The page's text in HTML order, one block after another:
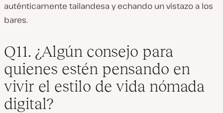
auténticamente tailandesa y echando un vistazo a los
bares.
Q11. ¿Algún consejo para
quienes estén pensando en
vivir el estilo de vida nómada
digital?